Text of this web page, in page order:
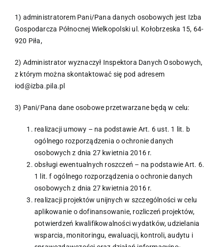
1) administratorem Pani/Pana danych osobowych jest Izba
Gospodarcza Północnej Wielkopolski ul. Kołobrzeska 15, 64-
920 Piła,
2) Administrator wyznaczył Inspektora Danych Osobowych,
z którym można skontaktować się pod adresem
iod@izba.pila.pl
3) Pani/Pana dane osobowe przetwarzane będą w celu:
realizacji umowy – na podstawie Art. 6 ust. 1 lit. b
ogólnego rozporządzenia o ochronie danych
osobowych z dnia 27 kwietnia 2016 r.
obsługi ewentualnych roszczeń – na podstawie Art. 6.
1 lit. f ogólnego rozporządzenia o ochronie danych
osobowych z dnia 27 kwietnia 2016 r.
realizacji projektów unijnych w szczególności w celu
aplikowanie o dofinansowanie, rozliczeń projektów,
potwierdzeń kwalifikowalności wydatków, udzielania
wsparcia, monitoringu, ewaluacji, kontroli, audytu i